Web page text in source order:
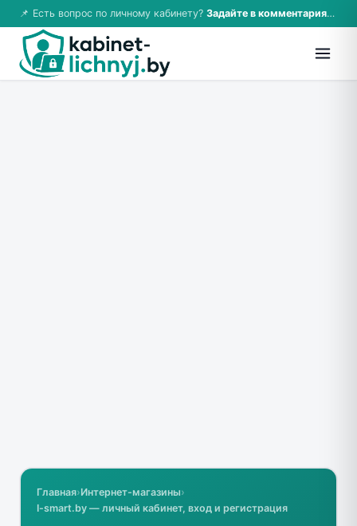
📌 Есть вопрос по личному кабинету? Задайте в комментариях — ответим!
Главная›Интернет-магазины›
I-smart.by — личный кабинет, вход и регистрация